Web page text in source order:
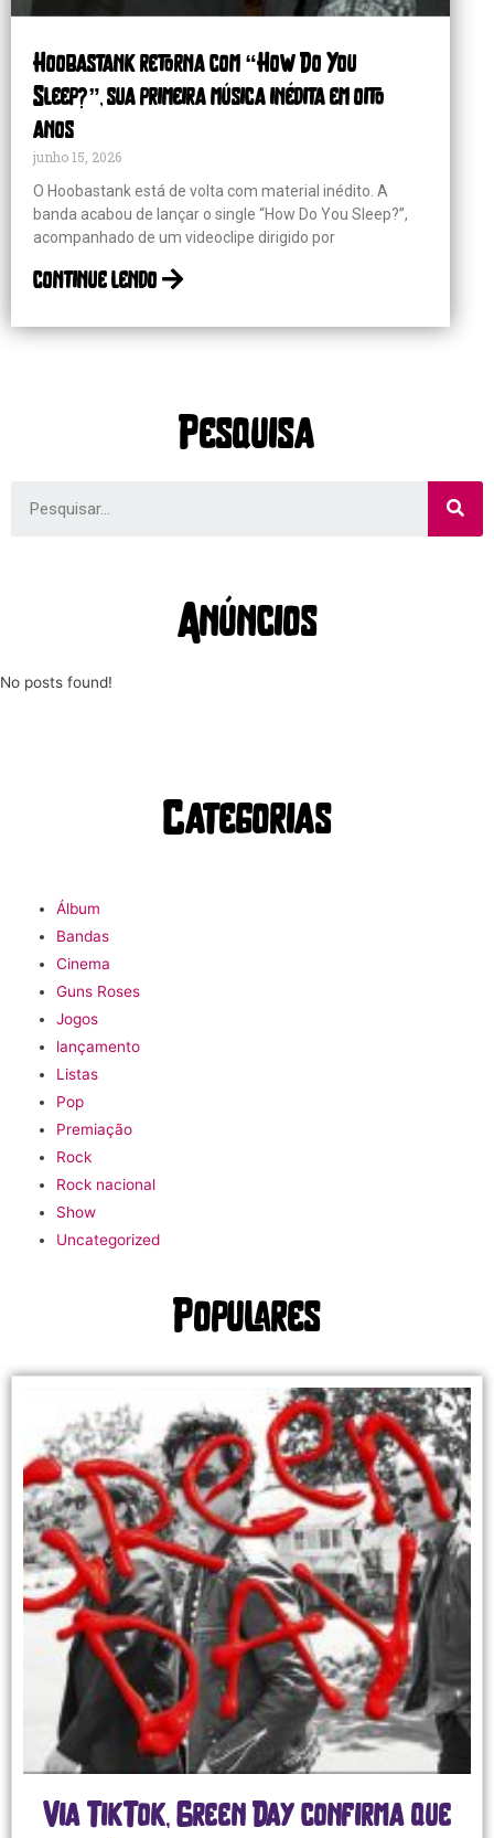
Hoobastank retorna com “How Do You
Sleep?”, sua primeira música inédita em oito
anos
junho 15, 2026
O Hoobastank está de volta com material inédito. A
banda acabou de lançar o single “How Do You Sleep?”,
acompanhado de um videoclipe dirigido por
continue lendo
Pesquisa
Anúncios
No posts found!
Categorias
Álbum
Bandas
Cinema
Guns Roses
Jogos
lançamento
Listas
Pop
Premiação
Rock
Rock nacional
Show
Uncategorized
Populares
TikTok, Green Day confirma que